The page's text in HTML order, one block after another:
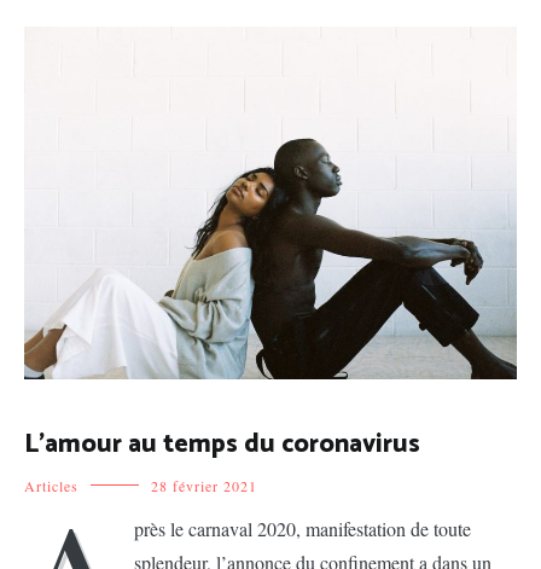
L’amour au temps du coronavirus
Articles 28 février 2021
près le carnaval 2020, manifestation de toute
splendeur, l’annonce du confinement a dans un